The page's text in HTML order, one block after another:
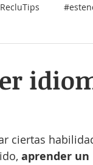
ciertas
aprender